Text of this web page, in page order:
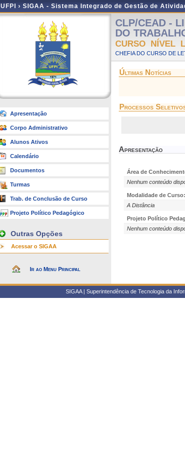
UFPI › SIGAA - Sistema Integrado de Gestão de
Apresentação
Corpo Administrativo
Alunos Ativos
Calendário
Documentos
Turmas
Trab. de Conclusão de Curso
Projeto Político Pedagógico
Outras Opções
Acessar o SIGAA
Ir ao Menu Principal
CLP/CEAD -
DO
CURSO NÍVEL
CHEFIA DO CURSO DE
Últimas Notícias
Processos
Apresentação
Área de
Nenhum conteúdo
Modalidade de Curso:
A Distância
Projeto Político
Nenhum conteúdo
SIGAA | Superintendência de Tecnologia da